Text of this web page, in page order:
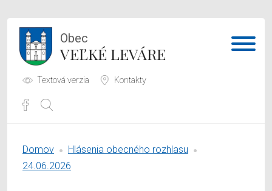
Obec
VEĽKÉ LEVÁRE
Textová verzia Kontakty
Samospráva
Domov
Hlásenia obecného rozhlasu
24.06.2026